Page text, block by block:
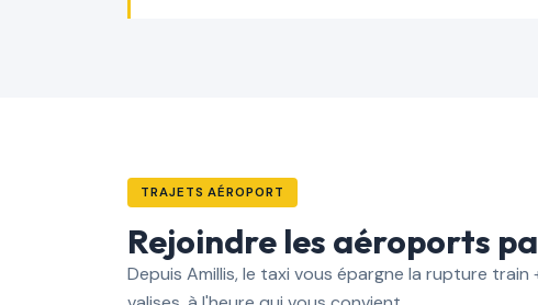
TRAJETS AÉROPORT
Rejoindre les aéroports
Depuis Amillis, le taxi vous épargne la rupture